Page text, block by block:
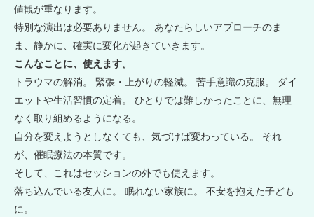
値観が重なります。
特別な演出は必要ありません。 あなたらしいアプローチのま
ま、静かに、確実に変化が起きていきます。
こんなことに、使えます。
トラウマの解消。 緊張・上がりの軽減。 苦手意識の克服。 ダイ
エットや生活習慣の定着。 ひとりでは難しかったことに、無理
なく取り組めるようになる。
自分を変えようとしなくても、気づけば変わっている。 それ
が、催眠療法の本質です。
そして、これはセッションの外でも使えます。
落ち込んでいる友人に。 眠れない家族に。 不安を抱えた子ども
に。